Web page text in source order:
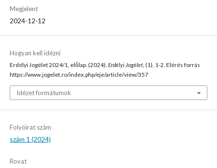
Megjelent
2024-12-12
Hogyan kell idézni
Erdélyi Jogélet 2024/1, előlap. (2024). Erdélyi Jogélet , (1), 1-2. Elérés forrás
https://www.jogelet.ro/index.php/eje/article/view/357
Idézet formátumok
Folyóirat szám
szám 1 (2024)
Rovat